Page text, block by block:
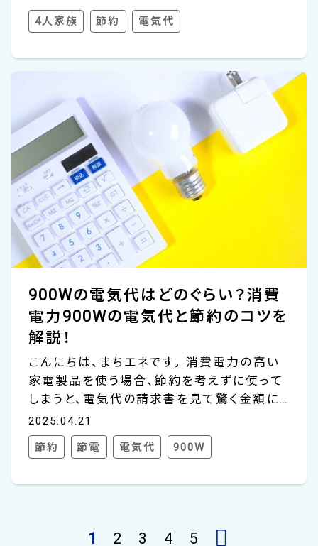
め、「うちの電気代って、他の家と比べてどう
なんだろう？」と疑問に思う方もいらっしゃる
電気料金の仕組みをご紹介していきます。ご
自身の電気代が平均と比べて高いかどうか
チェックしてみましょう。 さらに、電気代を節
約できる方法も解説しますので、家計の負担
を無理せず減らしたい方にも役立つ内容で
す。このコラムを参考にして、ご家庭の電気代
を見直すきっかけにしていた...
4人家族 節約 電気代
900Wの電気代はどのぐらい？消費
電力900Wの電気代と節約のコツを
解説！
こんにちは、まちエネです。 消費電力の高い
家電製品を使う場合、節約を考えずに使って
しまうと、電気代の請求書を見て驚く金額に
なってしまうケースも珍しくありません。 家
電製品の電気代を知るには消費電力のチェッ
クが必要なものの、ワット（W）数がいくらの
め、節約方法を知っておくことで高い節電効
2025.04.21
節約 節電 電気代 900W
1 2 3 4 5